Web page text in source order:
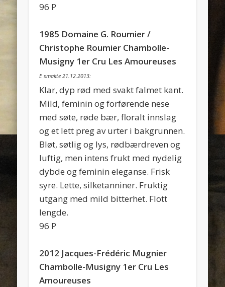
96 P
1985 Domaine G. Roumier /
Christophe Roumier Chambolle-
Musigny 1er Cru Les Amoureuses
E smakte 21.12.2013:
Klar, dyp rød med svakt falmet kant.
Mild, feminin og forførende nese
med søte, røde bær, floralt innslag
og et lett preg av urter i bakgrunnen.
Bløt, søtlig og lys, rødbærdreven og
luftig, men intens frukt med nydelig
dybde og feminin eleganse. Frisk
syre. Lette, silketanniner. Fruktig
utgang med mild bitterhet. Flott
lengde.
96 P
2012 Jacques-Frédéric Mugnier
Chambolle-Musigny 1er Cru Les
Amoureuses